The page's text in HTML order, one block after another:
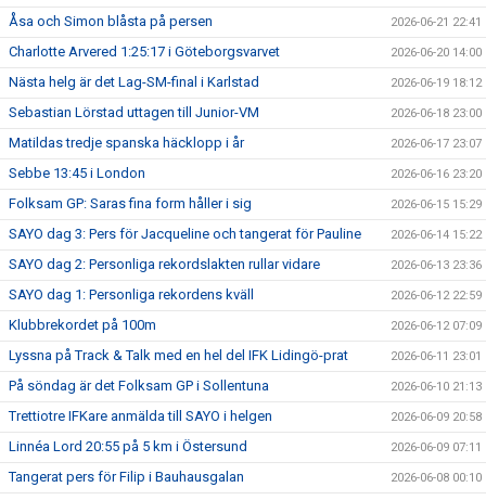
Åsa och Simon blåsta på persen 2026-06-21 22:41
Charlotte Arvered 1:25:17 i Göteborgsvarvet 2026-06-20 14:00
Nästa helg är det Lag-SM-final i Karlstad 2026-06-19 18:12
Sebastian Lörstad uttagen till Junior-VM 2026-06-18 23:00
Matildas tredje spanska häcklopp i år 2026-06-17 23:07
Sebbe 13:45 i London 2026-06-16 23:20
Folksam GP: Saras fina form håller i sig 2026-06-15 15:29
SAYO dag 3: Pers för Jacqueline och tangerat för Pauline 2026-06-14 15:22
SAYO dag 2: Personliga rekordslakten rullar vidare 2026-06-13 23:36
SAYO dag 1: Personliga rekordens kväll 2026-06-12 22:59
Klubbrekordet på 100m 2026-06-12 07:09
Lyssna på Track & Talk med en hel del IFK Lidingö-prat 2026-06-11 23:01
På söndag är det Folksam GP i Sollentuna 2026-06-10 21:13
Trettiotre IFKare anmälda till SAYO i helgen 2026-06-09 20:58
Linnéa Lord 20:55 på 5 km i Östersund 2026-06-09 07:11
Tangerat pers för Filip i Bauhausgalan 2026-06-08 00:10